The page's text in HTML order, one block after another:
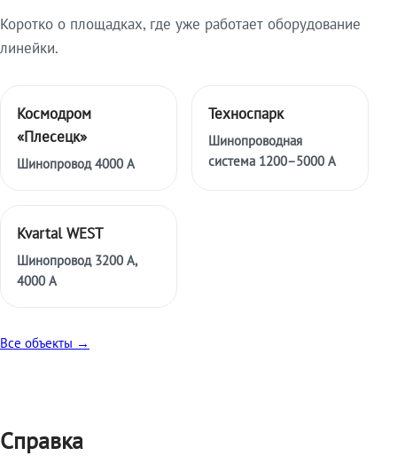
Коротко о площадках, где уже работает оборудование
линейки.
Космодром
«Плесецк»
Шинопровод 4000 А
Техноспарк
Шинопроводная
система 1200–5000 А
Kvartal WEST
Шинопровод 3200 А,
4000 А
Все объекты →
Справка